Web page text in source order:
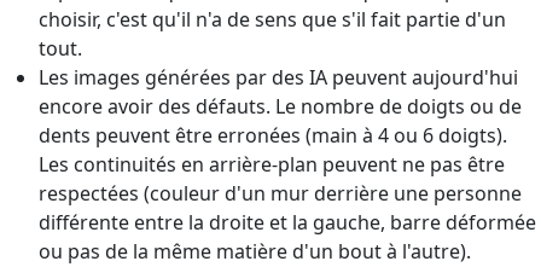
choisir, c'est qu'il n'a de sens que s'il fait partie d'un
tout.
Les images générées par des IA peuvent aujourd'hui
encore avoir des défauts. Le nombre de doigts ou de
dents peuvent être erronées (main à 4 ou 6 doigts).
Les continuités en arrière-plan peuvent ne pas être
respectées (couleur d'un mur derrière une personne
différente entre la droite et la gauche, barre déformée
ou pas de la même matière d'un bout à l'autre).